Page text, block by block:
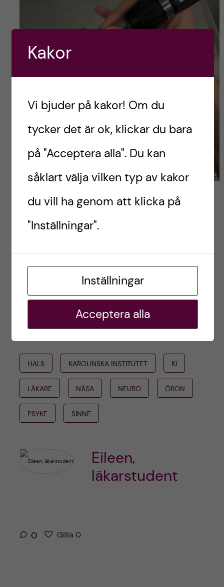
HALS KAROLINSKA INSTITUTET KI
LÄKARE NÄSA NEURO ÖRON
PSYKE SINNE
Eileen,
läkarstudent
0
G
Gilla 0g
Kakor
Vi bjuder på kakor! Om du
tycker det är ok, klickar du bara
på "Acceptera alla". Du kan
såklart välja vilken typ av kakor
du vill ha genom att klicka på
"Inställningar".
Inställningar
Acceptera alla